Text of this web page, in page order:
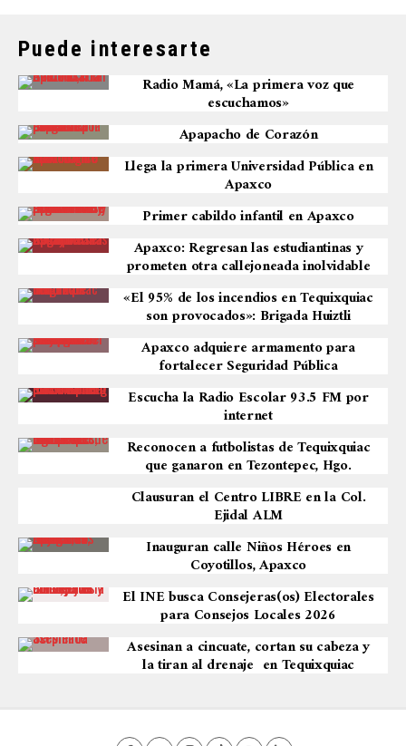
Puede interesarte
Radio Mamá, «La primera voz que
escuchamos»
Apapacho de Corazón
Llega la primera Universidad Pública en
Apaxco
Primer cabildo infantil en Apaxco
Apaxco: Regresan las estudiantinas y
prometen otra callejoneada inolvidable
«El 95% de los incendios en Tequixquiac
son provocados»: Brigada Huiztli
Apaxco adquiere armamento para
fortalecer Seguridad Pública
Escucha la Radio Escolar 93.5 FM por
internet
Reconocen a futbolistas de Tequixquiac
que ganaron en Tezontepec, Hgo.
Clausuran el Centro LIBRE en la Col.
Ejidal ALM
Inauguran calle Niños Héroes en
Coyotillos, Apaxco
El INE busca Consejeras(os) Electorales
para Consejos Locales 2026
Asesinan a cincuate, cortan su cabeza y
la tiran al drenaje en Tequixquiac